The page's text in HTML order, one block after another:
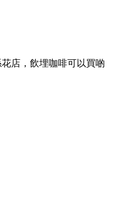
店，飲埋咖啡可以買啲